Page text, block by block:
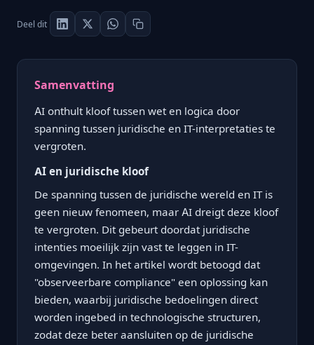
Deel dit
Samenvatting
AI onthult kloof tussen wet en logica door
spanning tussen juridische en IT-interpretaties te
vergroten.
AI en juridische kloof
De spanning tussen de juridische wereld en IT is
geen nieuw fenomeen, maar AI dreigt deze kloof
te vergroten. Dit gebeurt doordat juridische
intenties moeilijk zijn vast te leggen in IT-
omgevingen. In het artikel wordt betoogd dat
"observeerbare compliance" een oplossing kan
bieden, waarbij juridische bedoelingen direct
worden ingebed in technologische structuren,
zodat deze beter aansluiten op de juridische